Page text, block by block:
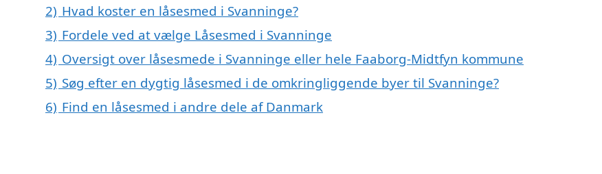
2) Hvad koster en låsesmed i Svanninge?
3) Fordele ved at vælge Låsesmed i Svanninge
4) Oversigt over låsesmede i Svanninge eller hele Faaborg-Midtfyn kommune
5) Søg efter en dygtig låsesmed i de omkringliggende byer til Svanninge?
6) Find en låsesmed i andre dele af Danmark